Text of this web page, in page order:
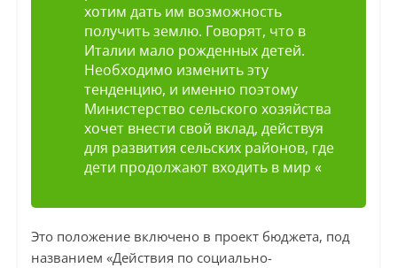
хотим дать им возможность
получить землю. Говорят, что в
Италии мало рожденных детей.
Необходимо изменить эту
тенденцию, и именно поэтому
Министерство сельского хозяйства
хочет внести свой вклад, действуя
для развития сельских районов, где
дети продолжают входить в мир «
Это положение включено в проект бюджета, под
названием «Действия по социально-